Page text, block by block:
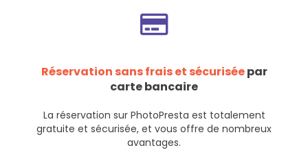
Réservation sans frais et sécuriséepar
carte bancaire
La réservation sur PhotoPresta est totalement
gratuite et sécurisée, et vous offre de nombreux
avantages.